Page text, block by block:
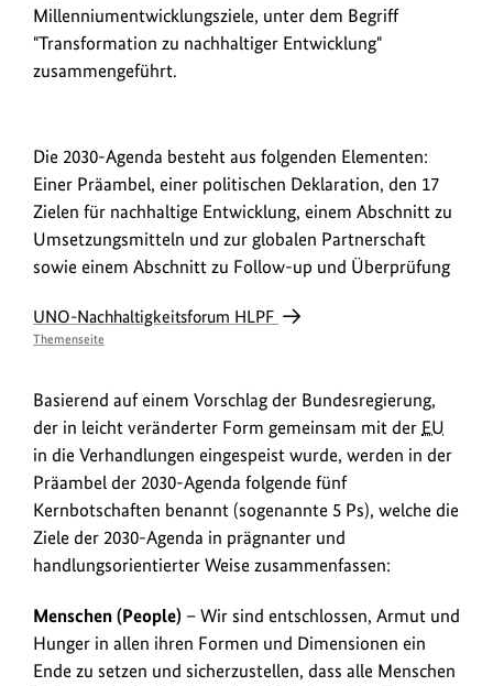
Millenniumentwicklungsziele, unter dem Begriff
"Transformation zu nachhaltiger Entwicklung"
zusammengeführt.
Die 2030-Agenda besteht aus folgenden Elementen:
Einer Präambel, einer politischen Deklaration, den 17
Zielen für nachhaltige Entwicklung, einem Abschnitt zu
Umsetzungsmitteln und zur globalen Partnerschaft
sowie einem Abschnitt zu Follow-up und Überprüfung
UNO-Nachhaltigkeitsforum HLPF
Themenseite
Basierend auf einem Vorschlag der Bundesregierung,
der in leicht veränderter Form gemeinsam mit der EU
in die Verhandlungen eingespeist wurde, werden in der
Präambel der 2030-Agenda folgende fünf
Kernbotschaften benannt (sogenannte 5 Ps), welche die
Ziele der 2030-Agenda in prägnanter und
handlungsorientierter Weise zusammenfassen:
Menschen (People) – Wir sind entschlossen, Armut und
Hunger in allen ihren Formen und Dimensionen ein
Ende zu setzen und sicherzustellen, dass alle Menschen